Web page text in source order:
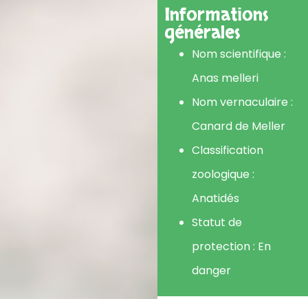
Informations
générales
Nom scientifique :
Anas melleri
Nom vernaculaire :
Canard de Meller
Classification
zoologique :
Anatidés
Statut de
protection : En
danger